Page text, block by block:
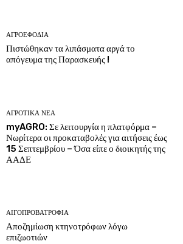
ΑΓΡΟΕΦΌΔΙΑ
Πιστώθηκαν τα λιπάσματα αργά το
απόγευμα της Παρασκευής !
ΑΓΡΟΤΙΚΆ ΝΈΑ
myAGRO: Σε λειτουργία η πλατφόρμα –
Νωρίτερα οι προκαταβολές για αιτήσεις έως
15 Σεπτεμβρίου – Όσα είπε ο διοικητής της
ΑΑΔΕ
ΑΙΓΟΠΡΟΒΑΤΡΟΦΊΑ
Αποζημίωση κτηνοτρόφων λόγω
επιζωοτιών